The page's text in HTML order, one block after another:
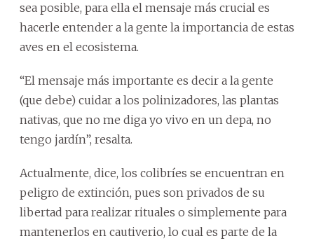
sea posible, para ella el mensaje más crucial es
hacerle entender a la gente la importancia de estas
aves en el ecosistema.
“El mensaje más importante es decir a la gente
(que debe) cuidar a los polinizadores, las plantas
nativas, que no me diga yo vivo en un depa, no
tengo jardín”, resalta.
Actualmente, dice, los colibríes se encuentran en
peligro de extinción, pues son privados de su
libertad para realizar rituales o simplemente para
mantenerlos en cautiverio, lo cual es parte de la